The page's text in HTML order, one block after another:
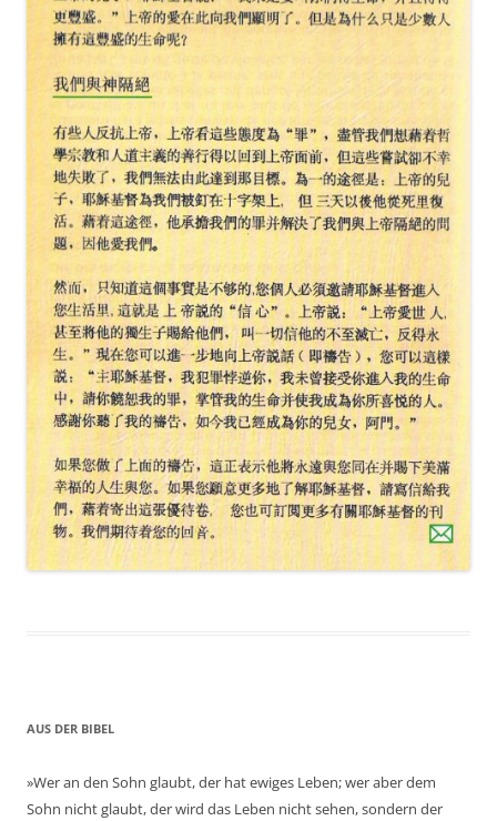
AUS DER BIBEL
»Wer an den Sohn glaubt, der hat ewiges Leben; wer aber dem
Sohn nicht glaubt, der wird das Leben nicht sehen, sondern der